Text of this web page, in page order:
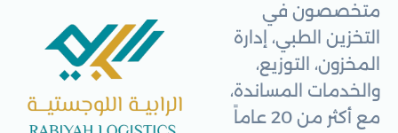
متخصصون في
التخزين الطبي، إدارة
المخزون، التوزيع،
والخدمات المساندة،
مع أكثر من 20 عاماً